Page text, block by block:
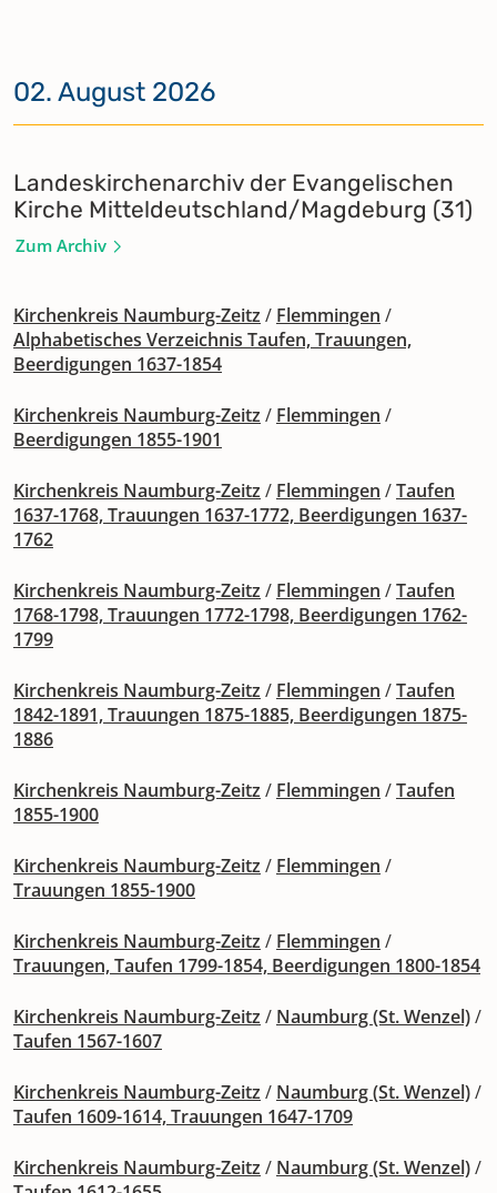
02. August 2026
Landeskirchenarchiv der Evangelischen
Kirche Mitteldeutschland/Magdeburg (31)
Zum Archiv
Kirchenkreis Naumburg-Zeitz / Flemmingen /
Alphabetisches Verzeichnis Taufen, Trauungen,
Beerdigungen 1637-1854
Kirchenkreis Naumburg-Zeitz / Flemmingen /
Beerdigungen 1855-1901
Kirchenkreis Naumburg-Zeitz / Flemmingen /Taufen
1637-1768, Trauungen 1637-1772, Beerdigungen 1637-
1762
Kirchenkreis Naumburg-Zeitz / Flemmingen /Taufen
1768-1798, Trauungen 1772-1798, Beerdigungen 1762-
1799
Kirchenkreis Naumburg-Zeitz / Flemmingen /Taufen
1842-1891, Trauungen 1875-1885, Beerdigungen 1875-
1886
Kirchenkreis Naumburg-Zeitz / Flemmingen /Taufen
1855-1900
Kirchenkreis Naumburg-Zeitz / Flemmingen /
Trauungen 1855-1900
Kirchenkreis Naumburg-Zeitz / Flemmingen /
Trauungen, Taufen 1799-1854, Beerdigungen 1800-1854
Kirchenkreis Naumburg-Zeitz / Naumburg (St. Wenzel)/
Taufen 1567-1607
Kirchenkreis Naumburg-Zeitz / Naumburg (St. Wenzel)/
Taufen 1609-1614, Trauungen 1647-1709
Kirchenkreis Naumburg-Zeitz / Naumburg (St. Wenzel)/